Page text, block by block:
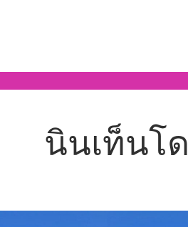
นินเท็นโด